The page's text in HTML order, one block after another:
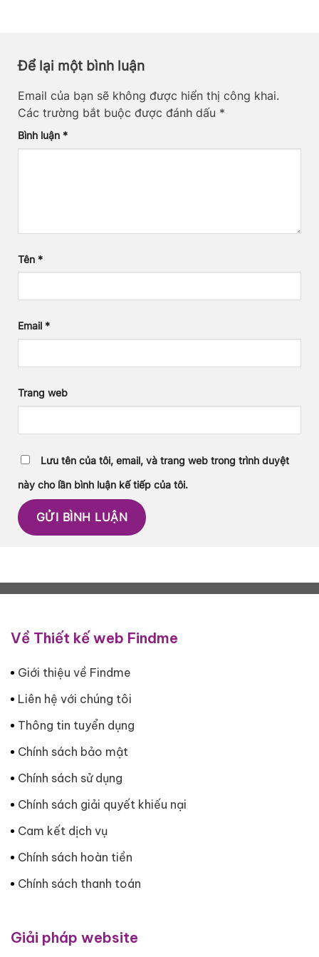
Để lại một bình luận
Email của bạn sẽ không được hiển thị công khai.
Các trường bắt buộc được đánh dấu *
Bình luận *
Tên *
Email *
Trang web
Lưu tên của tôi, email, và trang web trong trình duyệt
này cho lần bình luận kế tiếp của tôi.
Về Thiết kế web Findme
Giới thiệu về Findme
Liên hệ với chúng tôi
Thông tin tuyển dụng
Chính sách bảo mật
Chính sách sử dụng
Chính sách giải quyết khiếu nại
Cam kết dịch vụ
Chính sách hoàn tiền
Chính sách thanh toán
Giải pháp website